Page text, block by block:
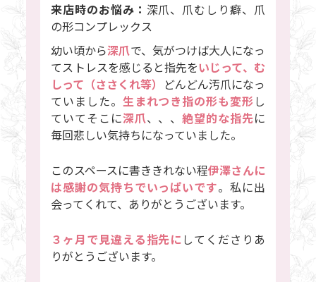
来店時のお悩み： 深爪、爪むしり癖、爪
の形コンプレックス
幼い頃から深爪で、気がつけば大人になっ
てストレスを感じると指先をいじって、む
しって（ささくれ等）
どんどん汚爪になっ
ていました。 生まれつき指の形も変形し
ていてそこに深爪、、、絶望的な指先に
毎回悲しい気持ちになっていました。
このスペースに書ききれない程伊澤さんに
は感謝の気持ちでいっぱいです。私に出
会ってくれて、ありがとうございます。
３ヶ月で見違える指先にしてくださりあ
りがとうございます。